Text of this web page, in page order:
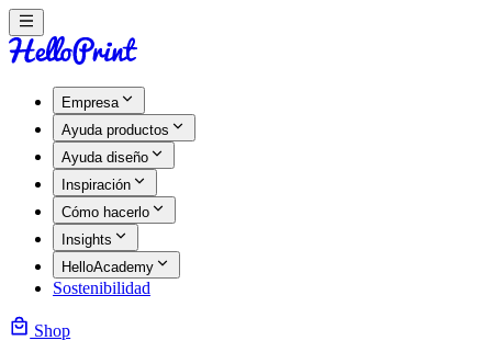
Empresa
Ayuda productos
Ayuda diseño
Inspiración
Cómo hacerlo
Insights
HelloAcademy
Sostenibilidad
Shop